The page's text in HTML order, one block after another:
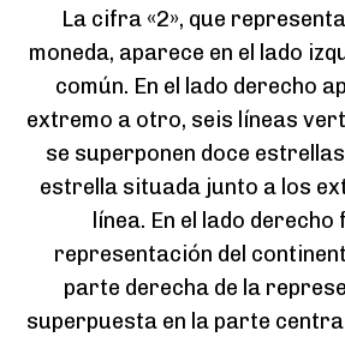
La cifra «2», que
moneda, aparece en el lado
común. En el lado derecho
extremo a otro, seis líneas
se superponen doce
estrella situada junto a los
línea. En el lado
representación del
parte derecha de la
superpuesta en la parte